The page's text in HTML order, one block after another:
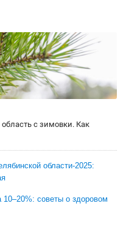
с зимовки. Как
области-2025:
10–20%: советы о здоровом